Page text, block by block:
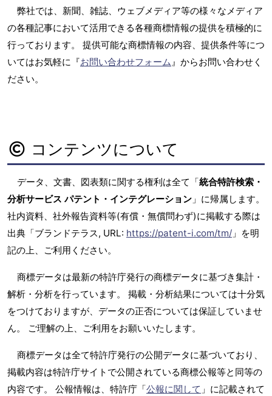
弊社では、新聞、雑誌、ウェブメディア等の様々なメディア
の各種記事において活用できる各種商標情報の提供を積極的に
行っております。 提供可能な商標情報の内容、提供条件等につ
いてはお気軽に『お問い合わせフォーム』からお問い合わせく
ださい。
コンテンツについて
データ、文書、図表類に関する権利は全て「統合特許検索・
分析サービス パテント・インテグレーション 」に帰属します。
社内資料、社外報告資料等(有償・無償問わず)に掲載する際は
出典「ブランドテラス, URL: https://patent-i.com/tm/ 」を明
記の上、ご利用ください。
商標データは最新の特許庁発行の商標データに基づき集計・
解析・分析を行っています。 掲載・分析結果については十分気
をつけておりますが、データの正否については保証していませ
ん。 ご理解の上、ご利用をお願いいたします。
商標データは全て特許庁発行の公開データに基づいており、
掲載内容は特許庁サイトで公開されている商標公報等と同等の
内容です。 公報情報は、特許庁「公報に関して 」に記載されて